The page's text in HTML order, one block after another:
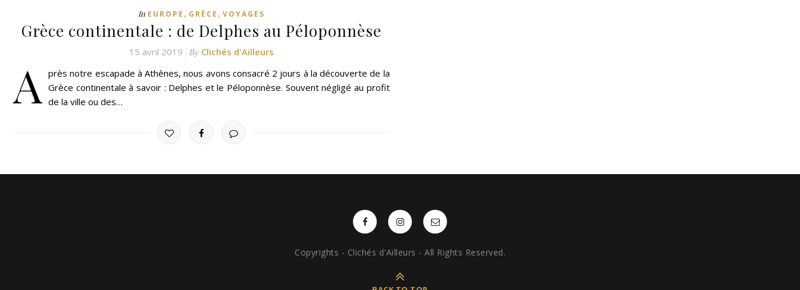
In EUROPE , GRÈCE , VOYAGES
Grèce continentale : de Delphes au Péloponnèse
15 avril 2019 By Clichés d'Ailleurs
A près notre escapade à Athènes, nous avons consacré 2 jours à la découverte de la
Grèce continentale à savoir : Delphes et le Péloponnèse. Souvent négligé au profit
de la ville ou des…
Copyrights - Clichés d'Ailleurs - All Rights Reserved.